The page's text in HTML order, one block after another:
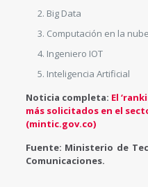
Big Data
Computación en la nube
Ingeniero IOT
Inteligencia Artificial
Noticia completa: El
más solicitados en el
(mintic.gov.co)
Fuente: Ministerio de
Comunicaciones.